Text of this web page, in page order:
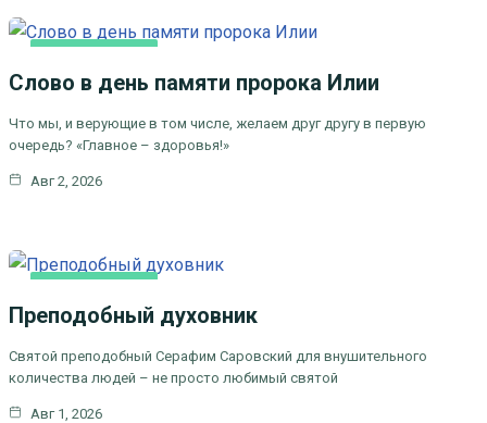
ЦЕРКОВНЫЕ ПРАЗДНИКИ
Слово в день памяти пророка Илии
Что мы, и верующие в том числе, желаем друг другу в первую
очередь? «Главное – здоровья!»
Авг 2, 2026
ЦЕРКОВНЫЕ
Преподобный духовник
Святой преподобный Серафим Саровский для внушительного
количества людей – не просто любимый святой
Авг 1, 2026